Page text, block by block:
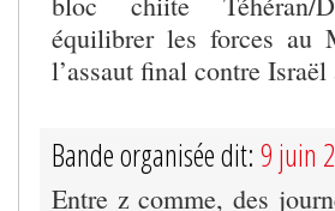
équilibrer les forces au
l’assaut final contre
Bande organisée dit: 9 juin
Entre z comme, des